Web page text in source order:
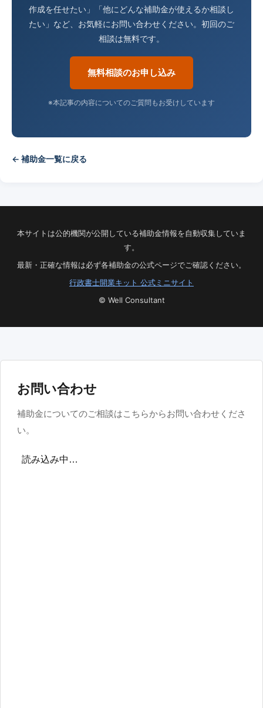
作成を任せたい」「他にどんな補助金が使えるか相談し
たい」など、お気軽にお問い合わせください。初回のご
相談は無料です。
無料相談のお申し込み
※本記事の内容についてのご質問もお受けしています
← 補助金一覧に戻る
本サイトは公的機関が公開している補助金情報を自動収集していま
す。
最新・正確な情報は必ず各補助金の公式ページでご確認ください。
行政書士開業キット 公式ミニサイト
© Well Consultant
お問い合わせ
補助金についてのご相談はこちらからお問い合わせくださ
い。